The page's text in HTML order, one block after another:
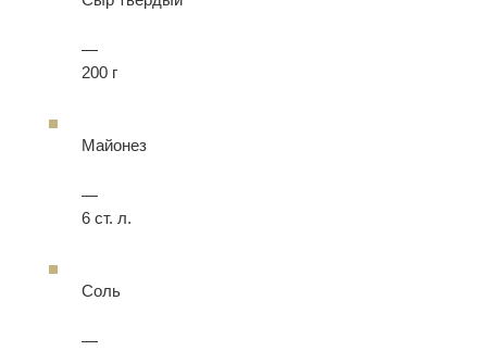
—
200 г
Майонез
—
6 ст. л.
Соль
—